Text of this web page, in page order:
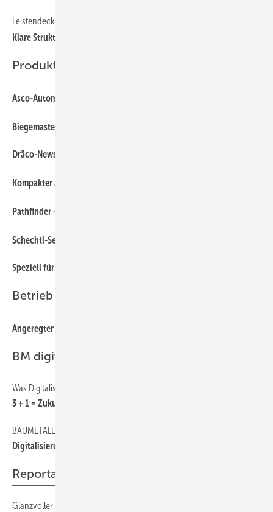
Leistendeckung, Teil 1
Klare Struktur
Produkte
Asco-Automatisierung
Biegemaster
Dräco-News
Kompakter Aufschweißbrenner Upside von Perkeo
Pathfinder – der optimale Wegweiser für Quereinsteiger
Schechtl- Segmentbiegemaschinen – das Original
Spezie ll für Dach-Cowboys
Betrieb
Angeregter Fachaustausch in Sankt Pölten
BM digital
Was Digitalisierung leistet
3 + 1 = Zukunft
BAUMETALL-Workshopper zu Gast bei RAS
Digitalisierung als Booste r
Reportage
Glanzvoller Übergang